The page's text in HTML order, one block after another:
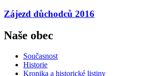
Zájezd důchodců 2016
Naše obec
Současnost
Historie
Kronika a historické listiny